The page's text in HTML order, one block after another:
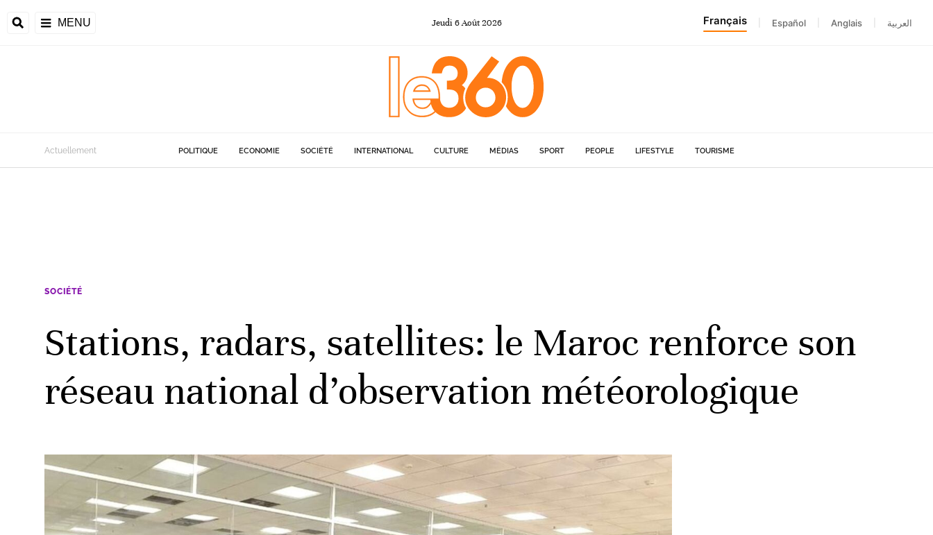
MENU Jeudi 6Août 2026 Français Español Anglais العربية
Actuellement POLITIQUE ECONOMIE SOCIÉTÉ INTERNATIONAL CULTURE MÉDIAS SPORT PEOPLE LIFESTYLE TOURISME
SOCIÉTÉ
Stations, radars, satellites: le Maroc renforce son
réseau national d’observation météorologique